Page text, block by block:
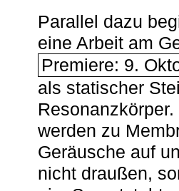
Parallel dazu
eine Arbeit am
Premiere: 9.
als statischer
werden zu
Geräusche auf
nicht draußen,